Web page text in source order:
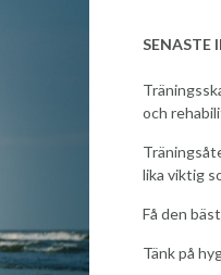
SENASTE
och
lika viktig
Få den
Tänk på